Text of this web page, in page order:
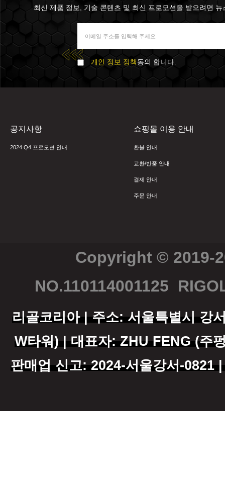
최신 제품 정보, 기술 콘텐츠 및 최신 프로모션을 받으려면
개인 정보 정책동의 합니다.
공지사항
2024 Q4 프로모션 안내
쇼핑몰 이용 안내
환불 안내
교환/반품 안내
결제 안내
주문 안내
Copyright © 2019-
NO.110114001125
리골코리아 | 주소: 서울특별시 강
W타워) | 대표자: ZHU FENG (주
판매업 신고: 2024-서울강서-0821